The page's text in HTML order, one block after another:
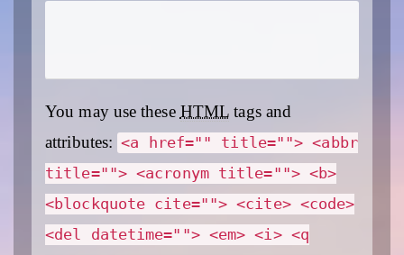
You may use these HTML tags and
attributes: <a href="" title=""> <abbr
title=""> <acronym title=""> <b>
<blockquote cite=""> <cite> <code>
<del datetime=""> <em> <i> <q